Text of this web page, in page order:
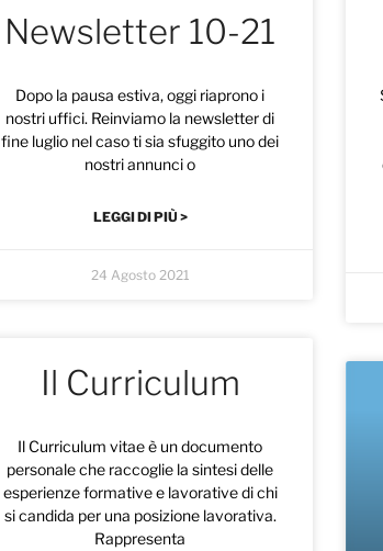
Newsletter 10-21
Dopo la pausa estiva, oggi riaprono i
nostri uffici. Reinviamo la newsletter di
fine luglio nel caso ti sia sfuggito uno dei
nostri annunci o
LEGGI DI PIÙ >
24 Agosto 2021
Il Curriculum
Il Curriculum vitae è un documento
personale che raccoglie la sintesi delle
esperienze formative e lavorative di chi
si candida per una posizione lavorativa.
Rappresenta